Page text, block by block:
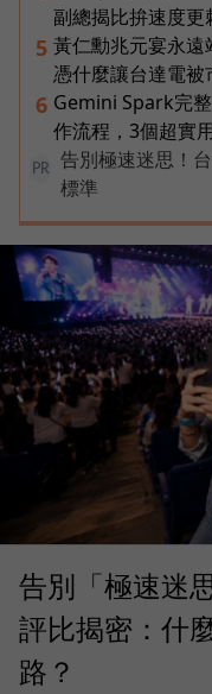
副總揭比拚速度更
5 黃仁勳兆元宴永遠
憑什麼讓台達電被
6 Gemini Spark完
作流程，3個超實
PR
告別極速迷思！
標準
告別「極速迷
評比揭密：什
路？